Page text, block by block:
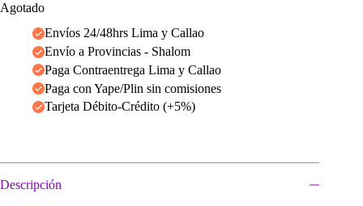
Agotado
Envíos 24/48hrs Lima y Callao
Envío a Provincias - Shalom
Paga Contraentrega Lima y Callao
Paga con Yape/Plin sin comisiones
Tarjeta Débito-Crédito (+5%)
Descripción